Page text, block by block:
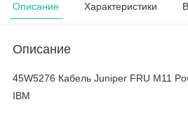
Описание Характеристики
Описание
45W5276 Кабель Juniper FRU M11
IBM